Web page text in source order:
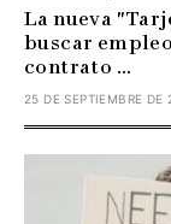
La nueva
buscar
contrato ...
25 DE SEPTIEMBRE DE